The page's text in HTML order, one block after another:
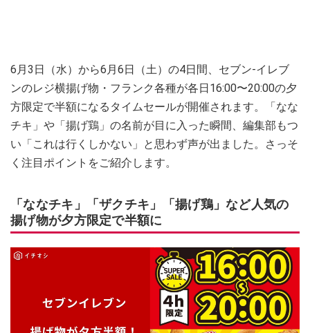
6月3日（水）から6月6日（土）の4日間、セブン‐イレブ
ンのレジ横揚げ物・フランク各種が各日16:00〜20:00の夕
方限定で半額になるタイムセールが開催されます。「なな
チキ」や「揚げ鶏」の名前が目に入った瞬間、編集部もつ
い「これは行くしかない」と思わず声が出ました。さっそ
く注目ポイントをご紹介します。
「ななチキ」「ザクチキ」「揚げ鶏」など人気の
揚げ物が夕方限定で半額に